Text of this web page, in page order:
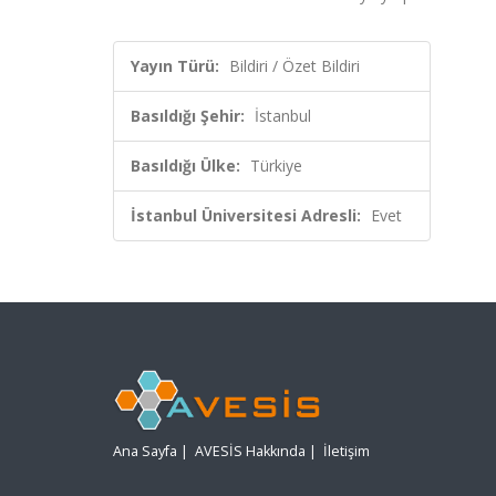
Yayın Türü: Bildiri / Özet Bildiri
Basıldığı Şehir: İstanbul
Basıldığı Ülke: Türkiye
İstanbul Üniversitesi Adresli: Evet
Ana Sayfa | AVESİS Hakkında | İletişim